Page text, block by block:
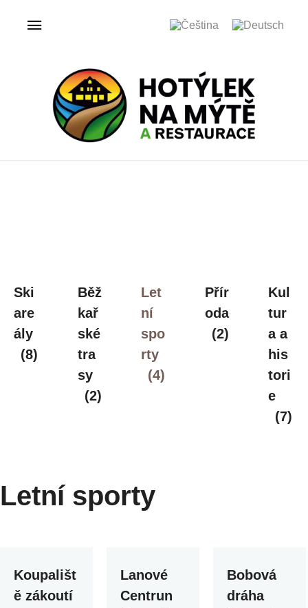
Ski
are
ály
(8)
Běž
kař
ské
tra
sy
(2)
Let
ní
spo
rty
(4)
Přír
oda
(2)
Kul
tur
a a
his
tori
e
(7)
Letní sporty
Koupališt
ě zákoutí
Lanové
Centrun
Bobová
dráha